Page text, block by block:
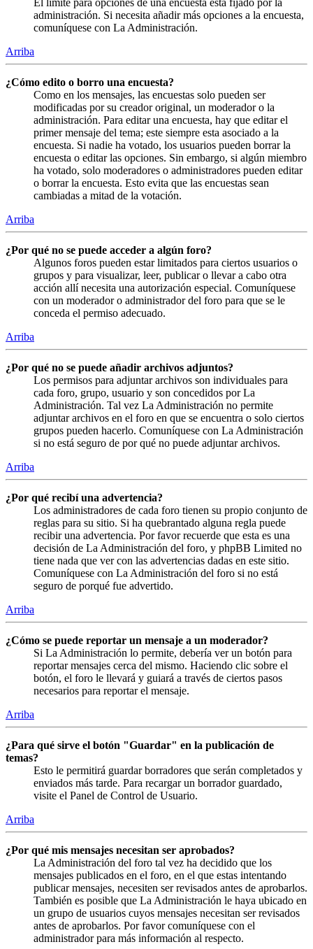
administración. Si necesita añadir más opciones a la encuesta,
comuníquese con La Administración.
Arriba
¿Cómo edito o borro una encuesta?
Como en los mensajes, las encuestas solo pueden ser
modificadas por su creador original, un moderador o la
administración. Para editar una encuesta, hay que editar el
primer mensaje del tema; este siempre esta asociado a la
encuesta. Si nadie ha votado, los usuarios pueden borrar la
encuesta o editar las opciones. Sin embargo, si algún miembro
ha votado, solo moderadores o administradores pueden editar
o borrar la encuesta. Esto evita que las encuestas sean
cambiadas a mitad de la votación.
Arriba
¿Por qué no se puede acceder a algún foro?
Algunos foros pueden estar limitados para ciertos usuarios o
grupos y para visualizar, leer, publicar o llevar a cabo otra
acción allí necesita una autorización especial. Comuníquese
con un moderador o administrador del foro para que se le
conceda el permiso adecuado.
Arriba
¿Por qué no se puede añadir archivos adjuntos?
Los permisos para adjuntar archivos son individuales para
cada foro, grupo, usuario y son concedidos por La
Administración. Tal vez La Administración no permite
adjuntar archivos en el foro en que se encuentra o solo ciertos
grupos pueden hacerlo. Comuníquese con La Administración
si no está seguro de por qué no puede adjuntar archivos.
Arriba
¿Por qué recibí una advertencia?
Los administradores de cada foro tienen su propio conjunto de
reglas para su sitio. Si ha quebrantado alguna regla puede
recibir una advertencia. Por favor recuerde que esta es una
decisión de La Administración del foro, y phpBB Limited no
tiene nada que ver con las advertencias dadas en este sitio.
Comuníquese con La Administración del foro si no está
seguro de porqué fue advertido.
Arriba
¿Cómo se puede reportar un mensaje a un moderador?
Si La Administración lo permite, debería ver un botón para
reportar mensajes cerca del mismo. Haciendo clic sobre el
botón, el foro le llevará y guiará a través de ciertos pasos
necesarios para reportar el mensaje.
Arriba
¿Para qué sirve el botón "Guardar" en la publicación de
temas?
Esto le permitirá guardar borradores que serán completados y
enviados más tarde. Para recargar un borrador guardado,
visite el Panel de Control de Usuario.
Arriba
¿Por qué mis mensajes necesitan ser aprobados?
La Administración del foro tal vez ha decidido que los
mensajes publicados en el foro, en el que estas intentando
publicar mensajes, necesiten ser revisados antes de aprobarlos.
También es posible que La Administración le haya ubicado en
un grupo de usuarios cuyos mensajes necesitan ser revisados
antes de aprobarlos. Por favor comuníquese con el
administrador para más información al respecto.